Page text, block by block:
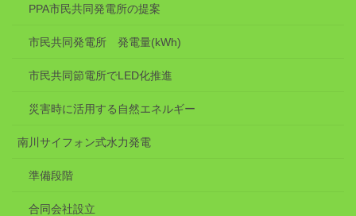
PPA市民共同発電所の提案
市民共同発電所 発電量(kWh)
市民共同節電所でLED化推進
災害時に活用する自然エネルギー
南川サイフォン式水力発電
準備段階
合同会社設立